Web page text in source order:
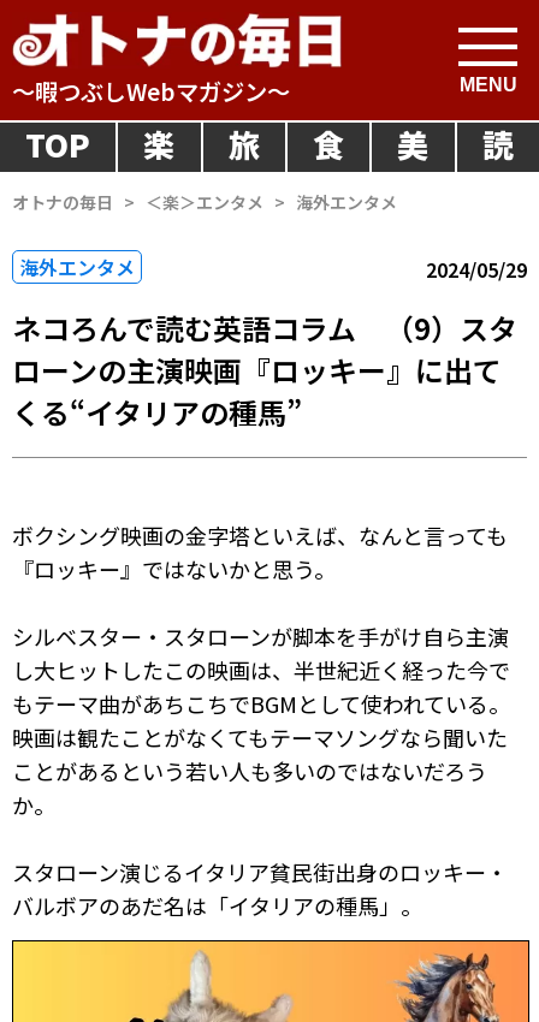
～暇つぶしWebマガジン～
TOP 楽 旅 食 美 読
オトナの毎日 > ＜楽＞エンタメ > 海外エンタメ
海外エンタメ 2024/05/29
ネコろんで読む英語コラム （9）スタ
ローンの主演映画『ロッキー』に出て
くる“イタリアの種馬”
ボクシング映画の金字塔といえば、なんと言っても
『ロッキー』ではないかと思う。
シルベスター・スタローンが脚本を手がけ自ら主演
し大ヒットしたこの映画は、半世紀近く経った今で
もテーマ曲があちこちでBGMとして使われている。
映画は観たことがなくてもテーマソングなら聞いた
ことがあるという若い人も多いのではないだろう
か。
スタローン演じるイタリア貧民街出身のロッキー・
バルボアのあだ名は「イタリアの種馬」。